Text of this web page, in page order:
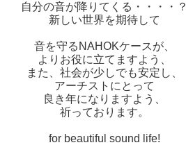
自分の音が降りてくる・・・・？
新しい世界を期待して
音を守るNAHOKケースが、
よりお役に立てますよう、
また、社会が少しでも安定し、
アーチストにとって
良き年になりますよう、
祈っております。
for beautiful sound life!